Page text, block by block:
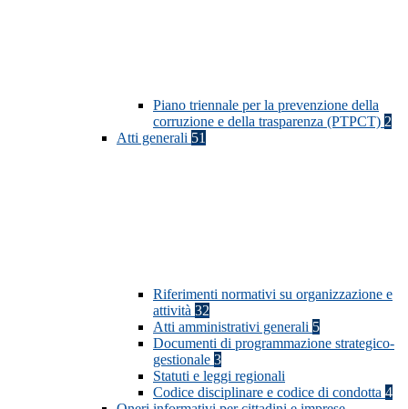
Piano triennale per la prevenzione della
corruzione e della trasparenza (PTPCT) 2
Atti generali 51
Riferimenti normativi su organizzazione e
attività 32
Atti amministrativi generali 5
Documenti di programmazione strategico-
gestionale 3
Statuti e leggi regionali
Codice disciplinare e codice di condotta 4